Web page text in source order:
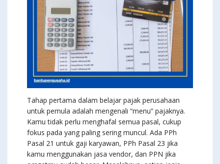
Tahap pertama dalam belajar pajak perusahaan
untuk pemula adalah mengenali “menu” pajaknya.
Kamu tidak perlu menghafal semua pasal, cukup
fokus pada yang paling sering muncul. Ada PPh
Pasal 21 untuk gaji karyawan, PPh Pasal 23 jika
kamu menggunakan jasa vendor, dan PPN jika